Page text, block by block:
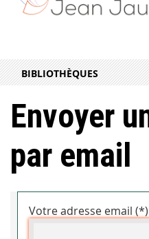
BIBLIOTHÈQUES
Envoyer
par email
Votre adresse email